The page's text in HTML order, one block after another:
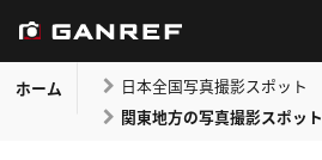
ホーム
日本全国写真撮影スポット
関東地方の写真撮影スポット